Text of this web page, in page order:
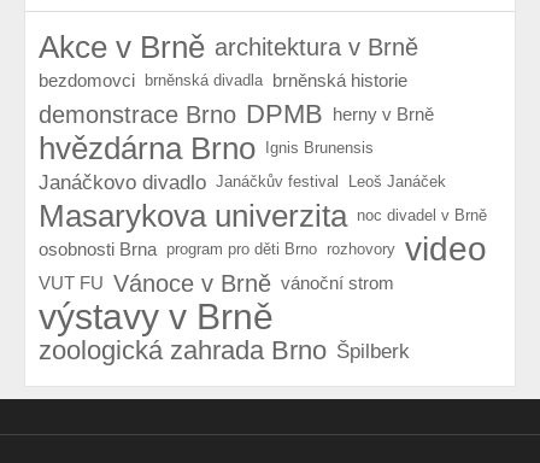
Akce v Brně architektura v Brně
bezdomovci brněnská divadla brněnská historie
demonstrace Brno DPMB herny v Brně
hvězdárna Brno Ignis Brunensis
Janáčkovo divadlo Janáčkův festival Leoš Janáček
Masarykova univerzita noc divadel v Brně
osobnosti Brna program pro děti Brno rozhovory video
VUT FU Vánoce v Brně vánoční strom
výstavy v Brně
zoologická zahrada Brno Špilberk